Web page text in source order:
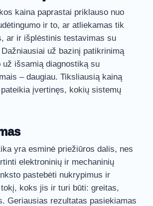
kaina paprastai priklauso nuo
ir to, ar atliekamas tik
ar ir išplėstinis testavimas su
už bazinį patikrinimą
už išsamią diagnostiką su
– daugiau. Tiksliausią kainą
įvertinęs, kokių sistemų
yra esminė priežiūros dalis, nes
elektroninių ir mechaninių
pastebėti nukrypimus ir
koks jis ir turi būti: greitas,
Geriausias rezultatas pasiekiamas